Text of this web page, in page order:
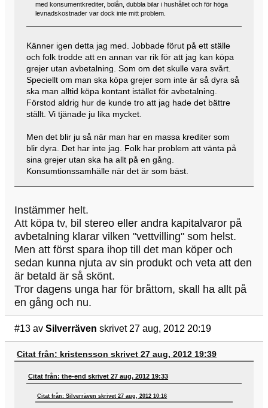
med konsumentkrediter, bolån, dubbla bilar i hushållet och för höga
levnadskostnader var dock inte mitt problem.
Känner igen detta jag med. Jobbade förut på ett ställe
och folk trodde att en annan var rik för att jag kan köpa
grejer utan avbetalning. Som om det skulle vara svårt.
Speciellt om man ska köpa grejer som inte är så dyra så
ska man alltid köpa kontant istället för avbetalning.
Förstod aldrig hur de kunde tro att jag hade det bättre
ställt. Vi tjänade ju lika mycket.
Men det blir ju så när man har en massa krediter som
blir dyra. Det har inte jag. Folk har problem att vänta på
sina grejer utan ska ha allt på en gång.
Konsumtionssamhälle när det är som bäst.
Instämmer helt.
Att köpa tv, bil stereo eller andra kapitalvaror på
avbetalning klarar vilken "vettvilling" som helst.
Men att först spara ihop till det man köper och
sedan kunna njuta av sin produkt och veta att den
är betald är så skönt.
Tror dagens unga har för bråttom, skall ha allt på
en gång och nu.
#13 av Silverräven skrivet 27 aug, 2012 20:19
Citat från: kristensson skrivet 27 aug, 2012 19:39
Citat från: the-end skrivet 27 aug, 2012 19:33
Citat från: Silverräven skrivet 27 aug, 2012 10:16